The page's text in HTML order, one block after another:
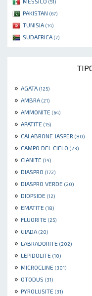
(51)
PAKISTAN (67)
TUNISIA (14)
SUDAFRICA (7)
» AGATA (125)
» AMBRA (21)
» AMMONITE (64)
» APATITE (15)
» CALABRONE JASPER (80)
» CAMPO DEL CIELO (23)
» CIANITE (14)
» DIASPRO (172)
» DIASPRO VERDE (20)
» DIOPSIDE (12)
» EMATITE (18)
» FLUORITE (25)
» GIADA (20)
» LABRADORITE (202)
» LEPIDOLITE (10)
» MICROCLINE (301)
» OTODUS (31)
» PYROLUSITE (31)